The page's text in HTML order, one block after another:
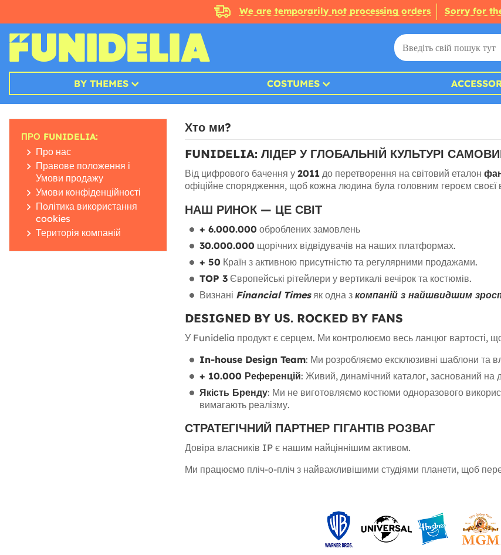
We are temporarily not processing orders Sorry for
BY THEMES COSTUMES
ПРО FUNIDELIA:
Про нас
Правове положення і
Умови продажу
Умови конфіденційності
Політика використання
cookies
Територія компаній
Хто ми?
FUNIDELIA: ЛІДЕР У ГЛОБАЛЬНІЙ КУЛЬТУРІ
Від цифрового бачення у 2011 до перетворення на світовий еталон
офіційне спорядження, щоб кожна людина була головним героєм своєї
НАШ РИНОК — ЦЕ СВІТ
+ 6.000.000 оброблених замовлень
30.000.000 щорічних відвідувачів на наших платформах.
+ 50 Країн з активною присутністю та регулярними продажами.
TOP 3 Європейські рітейлери у вертикалі вечірок та костюмів.
Визнані Financial Timesяк одна з компаній з найшвидшим
DESIGNED BY US. ROCKED BY FANS
У Funidelia продукт є серцем. Ми контролюємо весь ланцюг вартості,
In-house Design Team: Ми розробляємо ексклюзивні шаблони та
+ 10.000 Референцій: Живий, динамічний каталог, заснований на
Якість Бренду: Ми не виготовляємо костюми одноразового
вимагають реалізму.
СТРАТЕГІЧНИЙ ПАРТНЕР ГІГАНТІВ РОЗВАГ
Довіра власників IP є нашим найціннішим активом.
Ми працюємо пліч-о-пліч з найважливішими студіями планети, щоб